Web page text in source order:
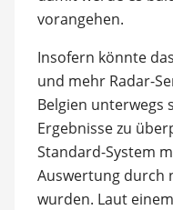
vorangehen.
Insofern könnte
und mehr Radar-
Belgien unterwegs
Ergebnisse zu
Standard-System
Auswertung durch
wurden. Laut einem